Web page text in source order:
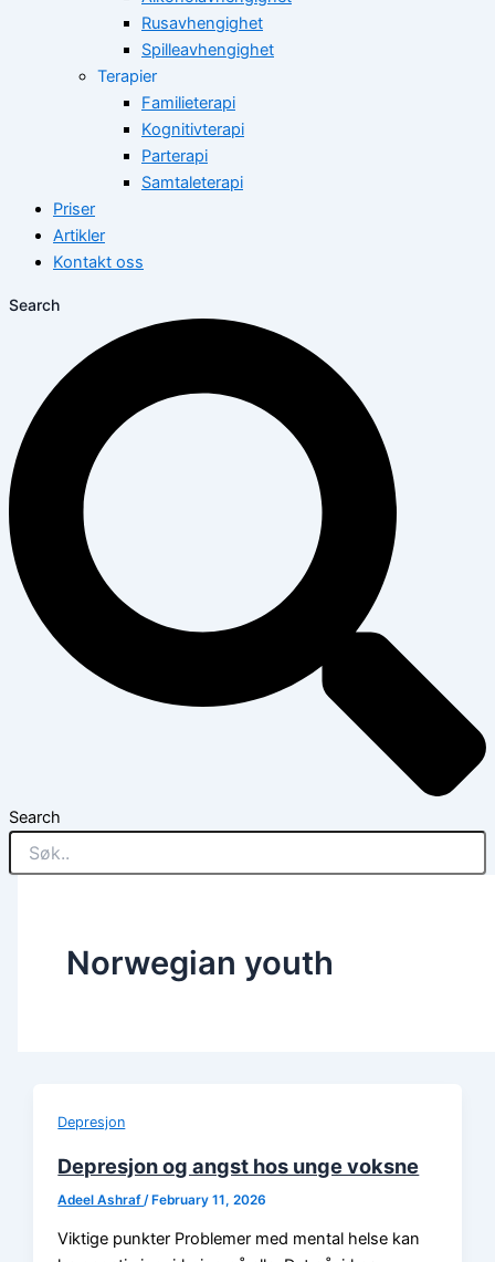
Rusavhengighet
Spilleavhengighet
Terapier
Familieterapi
Kognitivterapi
Parterapi
Samtaleterapi
Priser
Artikler
Kontakt oss
Search
Search
Norwegian youth
Depresjon
Depresjon og angst hos unge voksne
Adeel Ashraf /February 11, 2026
Viktige punkter Problemer med mental helse kan